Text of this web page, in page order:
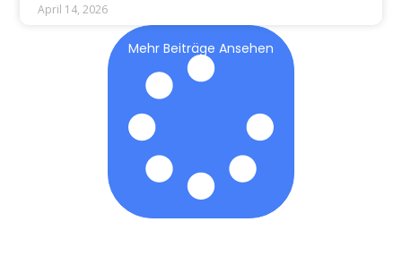
April 14, 2026
Mehr Beiträge Ansehen